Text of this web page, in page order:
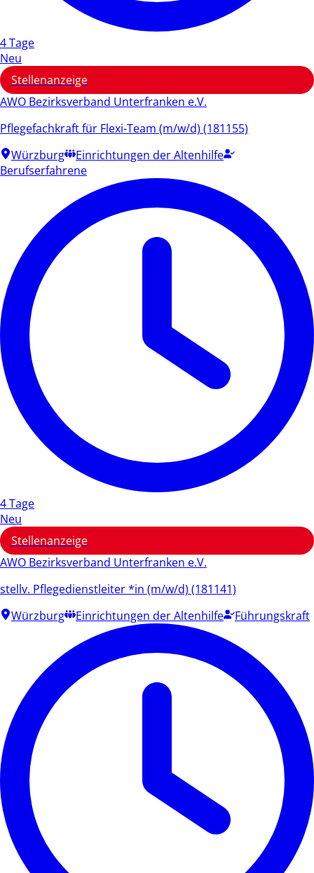
4 Tage
Neu
Stellenanzeige
AWO Bezirksverband Unterfranken e.V.
Pflegefachkraft für Flexi-Team (m/w/d) (181155)
Würzburg
Einrichtungen der Altenhilfe
Berufserfahrene
4 Tage
Neu
Stellenanzeige
AWO Bezirksverband Unterfranken e.V.
stellv. Pflegedienstleiter *in (m/w/d) (181141)
Würzburg
Einrichtungen der Altenhilfe Führungskraft